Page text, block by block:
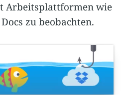
Arbeitsplattformen wie
zu beobachten.